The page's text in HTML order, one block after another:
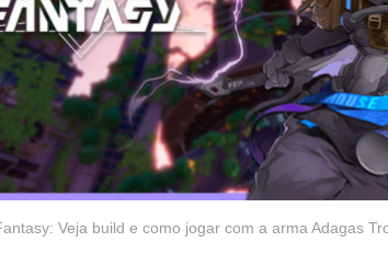
Veja build e como jogar com a arma Adagas